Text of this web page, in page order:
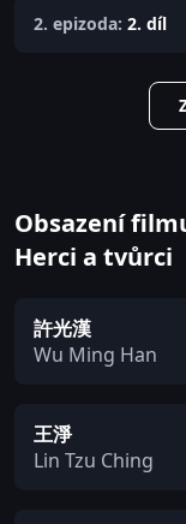
2. epizoda: 2. díl
Obsazení
Herci a tvůrci
許光漢
Wu Ming Han
王淨
Lin Tzu Ching